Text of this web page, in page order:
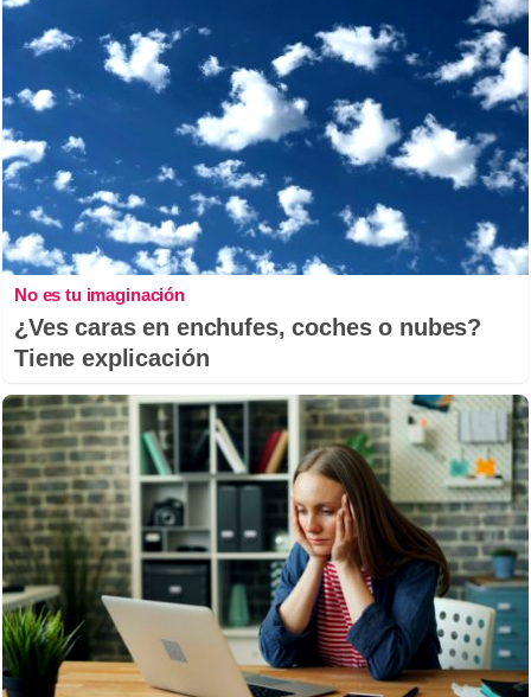
No es tu imaginación
¿Ves caras en enchufes, coches o nubes?
Tiene explicación